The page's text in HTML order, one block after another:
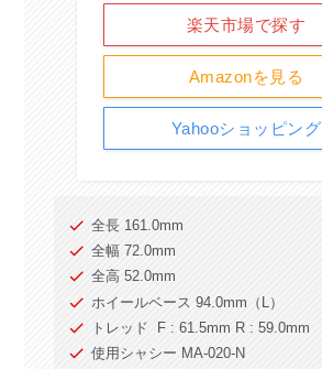
Amazonを見る
楽天市場で探す
Yahooショッピング
全長 161.0mm
全幅 72.0mm
全高 52.0mm
ホイールベース 94.0mm（L）
トレッド F : 61.5mm R : 59.0mm
使用シャシー MA-020-N